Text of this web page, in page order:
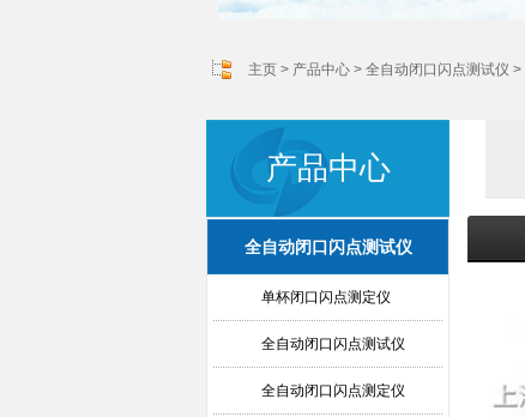
主页 > 产品中心 > 全自动闭口闪点测试仪 >
产品中心
全自动闭口闪点测试仪
单杯闭口闪点测定仪
全自动闭口闪点测试仪
全自动闭口闪点测定仪